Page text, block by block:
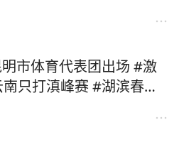
市体育代表团出场 #激